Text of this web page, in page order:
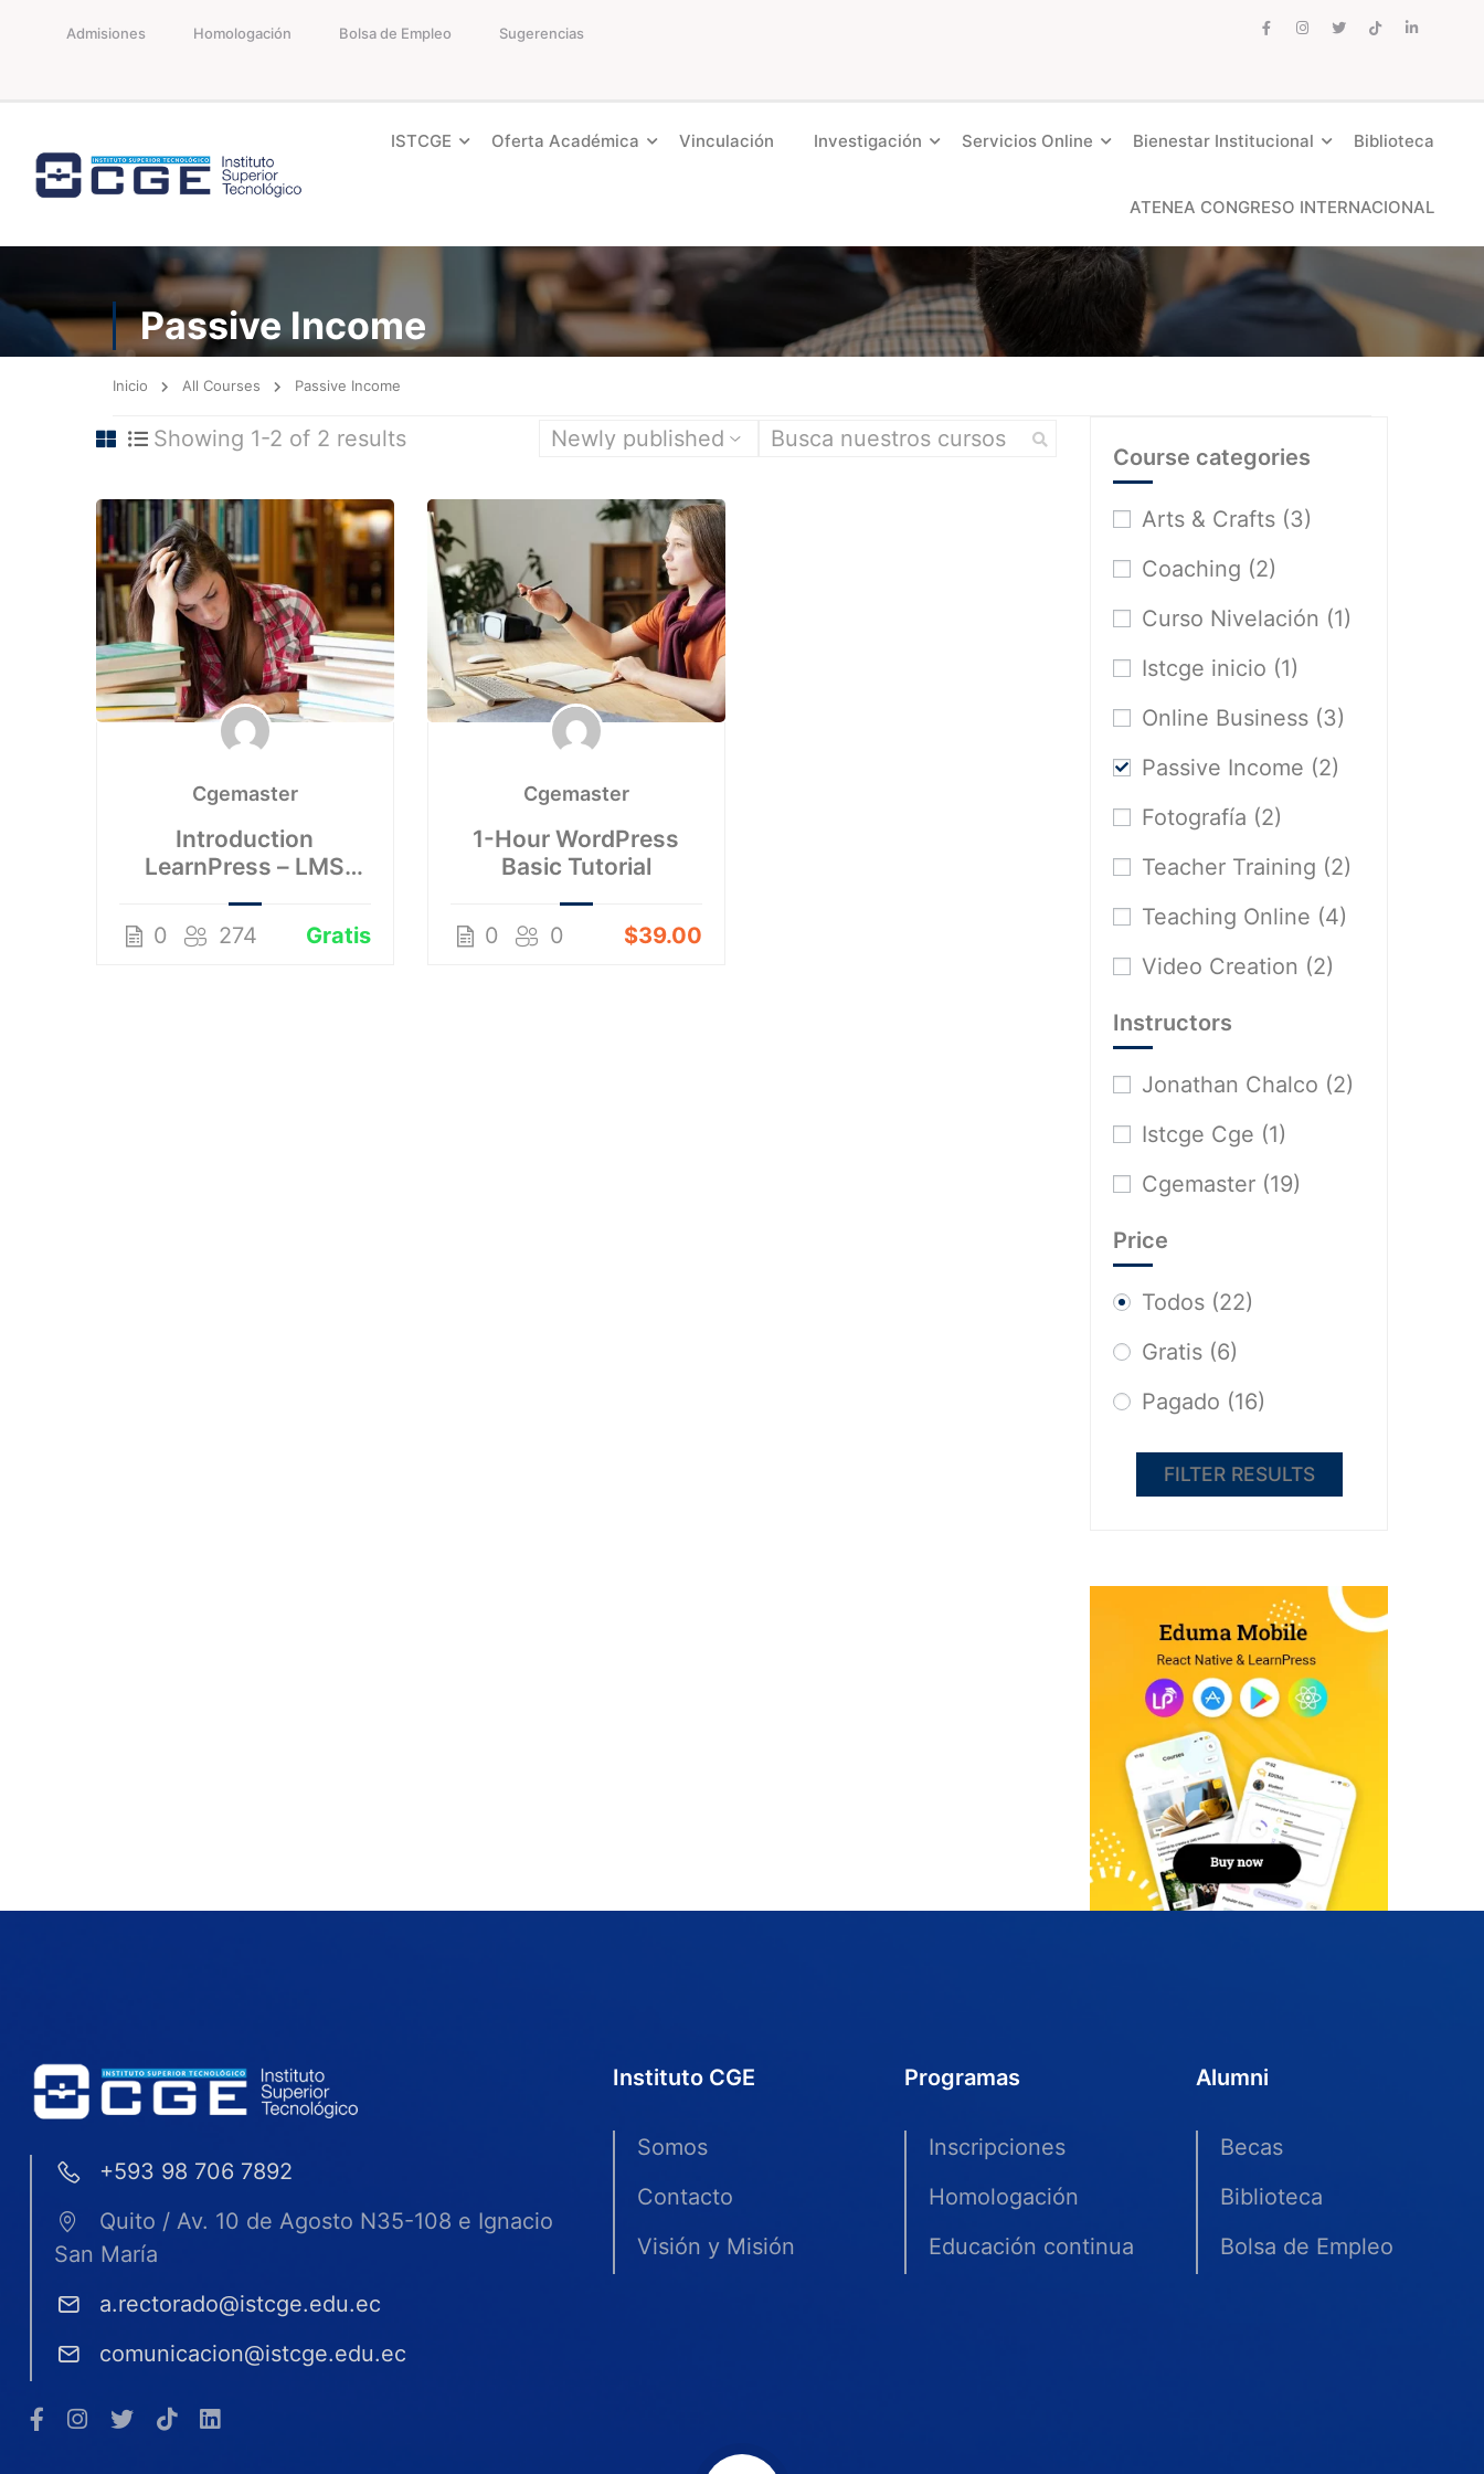
Admisiones Homologación Bolsa de Empleo Sugerencias
ISTCGE Oferta Académica Vinculación Investigación Servicios Online Bienestar Institucional Biblioteca
ATENEA CONGRESO INTERNACIONAL
Passive Income
Inicio All Courses Passive Income
Showing 1-2 of 2 results
Cgemaster
Introduction
LearnPress – LMS
0 274 Gratis
Cgemaster
1-Hour WordPress
Basic Tutorial
0 0 $39.00
Course categories
Arts & Crafts (3)
Coaching (2)
Curso Nivelación (1)
Istcge inicio (1)
Online Business (3)
Passive Income (2)
Fotografía (2)
Teacher Training (2)
Teaching Online (4)
Video Creation (2)
Instructors
Jonathan Chalco (2)
Istcge Cge (1)
Cgemaster (19)
Price
Todos (22)
Gratis (6)
Pagado (16)
FILTER RESULTS
+593 98 706 7892
Quito / Av. 10 de Agosto N35-108 e Ignacio
San María
a.rectorado@istcge.edu.ec
comunicacion@istcge.edu.ec
Instituto CGE
Somos
Contacto
Visión y Misión
Programas
Inscripciones
Homologación
Educación continua
Alumni
Becas
Biblioteca
Bolsa de Empleo